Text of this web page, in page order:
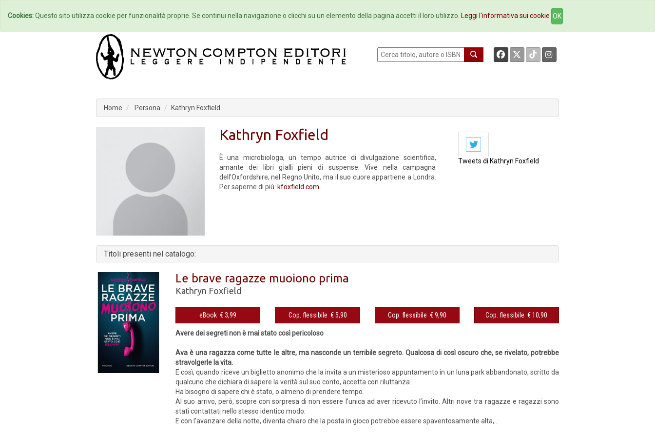
Home Autori Eventi Collane Newsletter Ebookstore Contatti
Home Persona Kathryn Foxfield
Kathryn Foxfield
È una microbiologa, un tempo autrice di divulgazione scientifica,
amante dei libri gialli pieni di suspense. Vive nella campagna
dell’Oxfordshire, nel Regno Unito, ma il suo cuore appartiene a Londra.
Per saperne di più: kfoxfield.com
Tweets di Kathryn Foxfield
Titoli presenti nel catalogo:
Le brave ragazze muoiono prima
Kathryn Foxfield
eBook € 3,99 Cop. flessibile € 5,90 Cop. flessibile € 9,90 Cop. flessibile € 10,90
Avere dei segreti non è mai stato così pericoloso
Ava è una ragazza come tutte le altre, ma nasconde un terribile segreto. Qualcosa di così oscuro che, se rivelato, potrebbe
stravolgerle la vita.
E così, quando riceve un biglietto anonimo che la invita a un misterioso appuntamento in un luna park abbandonato, scritto da
qualcuno che dichiara di sapere la verità sul suo conto, accetta con riluttanza.
Ha bisogno di sapere chi è stato, o almeno di prendere tempo.
Al suo arrivo, però, scopre con sorpresa di non essere l’unica ad aver ricevuto l’invito. Altri nove tra ragazze e ragazzi sono
stati contattati nello stesso identico modo.
E con l’avanzare della notte, diventa chiaro che la posta in gioco potrebbe essere spaventosamente alta,...
Cookies:Questo sito utilizza cookie per funzionalità proprie. Se continui nella navigazione o clicchi su un elemento della pagina accetti il loro utilizzo. Leggi l'informativa sui cookie OK